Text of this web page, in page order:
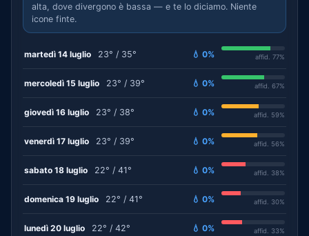
alta, dove divergono è bassa — e te lo diciamo. Niente
icone finte.
martedì 14 luglio 23° / 35° 💧 0% affid. 77%
mercoledì 15 luglio 23° / 39° 💧 0% affid. 67%
giovedì 16 luglio 23° / 38° 💧 0% affid. 59%
venerdì 17 luglio 23° / 39° 💧 0% affid. 56%
sabato 18 luglio 22° / 41° 💧 0% affid. 38%
domenica 19 luglio 22° / 41° 💧 0% affid. 30%
lunedì 20 luglio 22° / 42° 💧 0% affid. 33%